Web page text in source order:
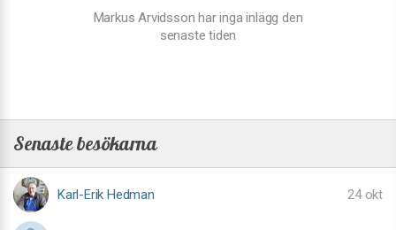
Markus Arvidsson har inga inlägg den
senaste tiden
Senaste besökarna
Karl-Erik Hedman 24 okt